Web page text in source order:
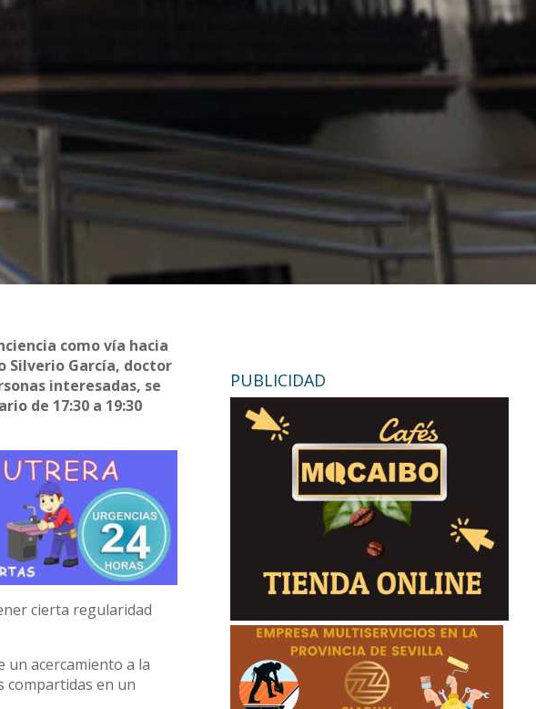
como vía hacia
Silverio García, doctor
interesadas, se
de 17:30 a 19:30
cierta regularidad
un acercamiento a la
compartidas en un
PUBLICIDAD